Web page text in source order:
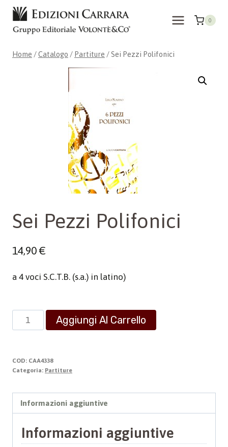
Salta
contenuto
0
Home /Catalogo / Partiture / Sei Pezzi Polifonici
Sei Pezzi Polifonici
14,90€
a 4 voci S.C.T.B. (s.a.) in latino)
Pezzi
quantità
Aggiungi Al Carrello
COD: CAA4338
Categoria: Partiture
Informazioni aggiuntive
Informazioni aggiuntive